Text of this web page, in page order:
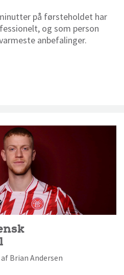
på førsteholdet har
og som person
anbefalinger.
Brian Andersen